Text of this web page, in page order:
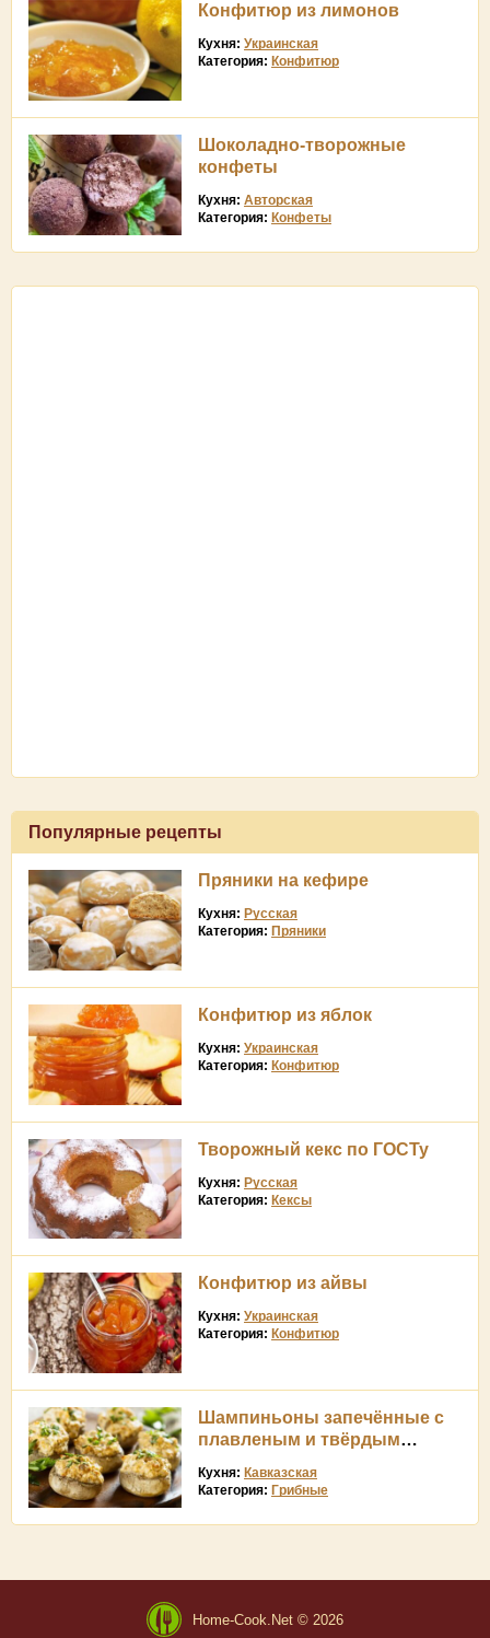
Конфитюр из лимонов
Кухня: Украинская
Категория: Конфитюр
Шоколадно-творожные
конфеты
Кухня: Авторская
Категория: Конфеты
Популярные рецепты
Пряники на кефире
Кухня: Русская
Категория: Пряники
Конфитюр из яблок
Кухня: Украинская
Категория: Конфитюр
Творожный кекс по ГОСТу
Кухня: Русская
Категория: Кексы
Конфитюр из айвы
Кухня: Украинская
Категория: Конфитюр
Шампиньоны запечённые с
плавленым и твёрдым
Кухня: Кавказская
Категория: Грибные
Home-Cook.Net © 2026